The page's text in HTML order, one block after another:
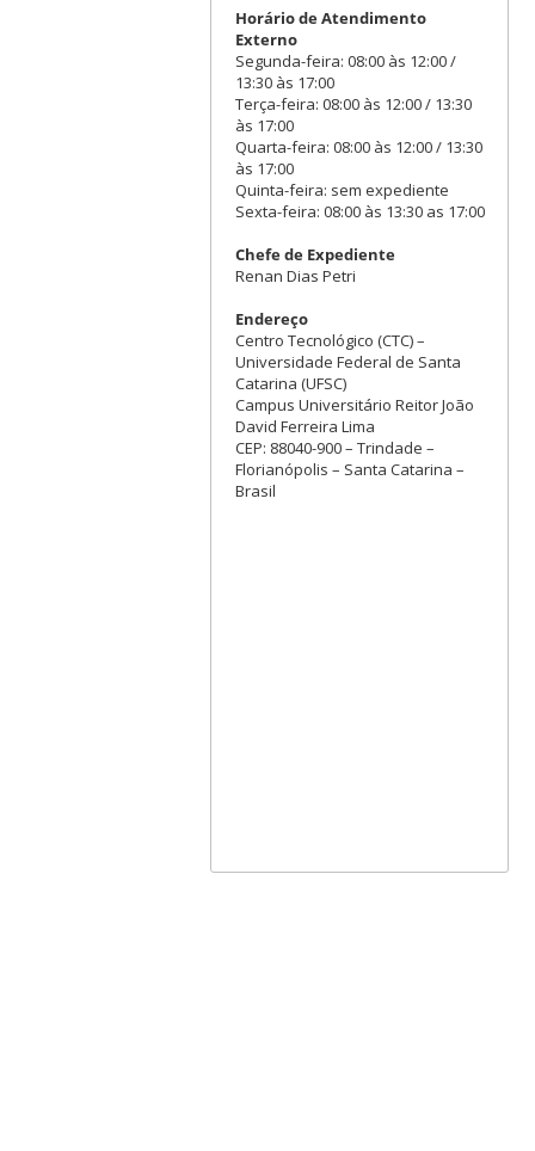
Horário de Atendimento
Externo
Segunda-feira: 08:00 às 12:00 /
13:30 às 17:00
Terça-feira: 08:00 às 12:00 / 13:30
às 17:00
Quarta-feira: 08:00 às 12:00 / 13:30
às 17:00
Quinta-feira: sem expediente
Sexta-feira: 08:00 às 13:30 as 17:00
Chefe de Expediente
Renan Dias Petri
Endereço
Centro Tecnológico (CTC) –
Universidade Federal de Santa
Catarina (UFSC)
Campus Universitário Reitor João
David Ferreira Lima
CEP: 88040-900 – Trindade –
Florianópolis – Santa Catarina –
Brasil